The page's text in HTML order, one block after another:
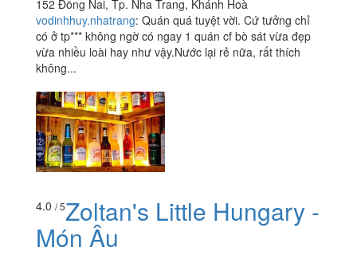
152 Đồng Nai, Tp. Nha Trang, Khánh Hoà
vodinhhuy.nhatrang: Quán quá tuyệt vời. Cứ tưởng chỉ
có ở tp*** không ngờ có ngay 1 quán cf bò sát vừa đẹp
vừa nhiều loài hay như vậy.Nước lại rẻ nữa, rất thích
không...
4.0 / 5Zoltan's Little Hungary -
Món Âu